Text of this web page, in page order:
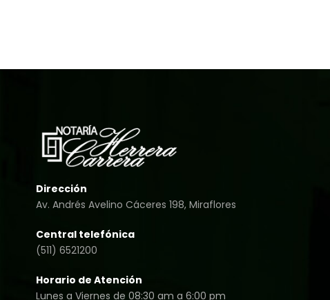
Dirección
Av. Andrés Avelino Cáceres 198, Miraflores
Central telefónica
(511) 6521200
Horario de Atención
Lunes a Viernes de 08:30 am a 6:00 pm